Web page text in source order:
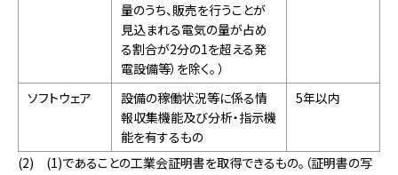
量のうち、販売を行うことが
見込まれる電気の量が占め
る割合が2分の1を超える発
電設備等）を除く。 ）
ソフトウェア
設備の稼働状況等に係る情
報収集機能及び分析・指示機
能を有するもの
5年以内
(2) (1)であることの工業会証明書を取得できるもの。（証明書の写